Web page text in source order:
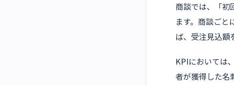
商談では、「初
ます。商談ご
ば、受注見込額
KPIにおいては
者が獲得した名